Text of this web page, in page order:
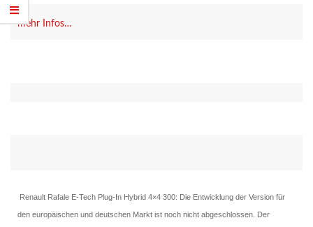
JETZT TESTEN >
mehr Infos…
Renault Rafale E-Tech Plug-In Hybrid 4×4 300: Die Entwicklung der Version für
den europäischen und deutschen Markt ist noch nicht abgeschlossen. Der